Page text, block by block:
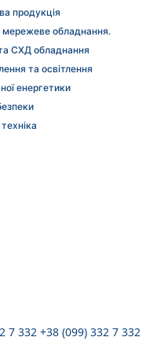
продукція
мережеве обладнання.
СХД обладнання
та освітлення
енергетики
7 332 +38 (099) 332 7 332